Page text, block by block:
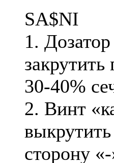
SA$NI
1.
закрутить
30-40%
2. Винт
сторону